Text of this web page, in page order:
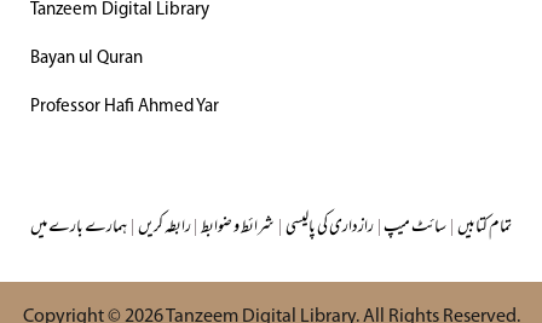
Tanzeem Digital Library
Bayan ul Quran
Professor Hafi Ahmed Yar
ہمارے بارے میں|رابطہ کریں|شرائط و ضوابط|رازداری کی پالیسی|سائٹ میپ|تمام کتابیں
Copyright © 2026Tanzeem Digital Library. All Rights Reserved.